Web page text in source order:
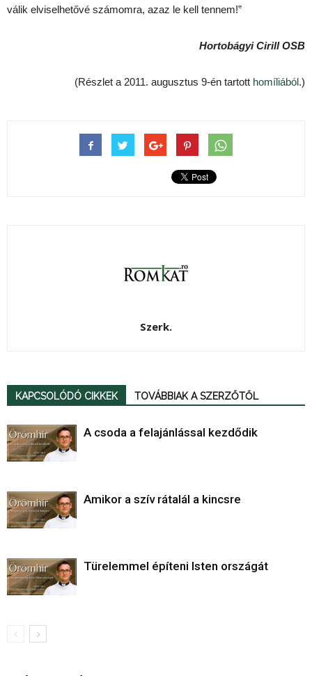
válik elviselhetővé számomra, azaz le kell tennem!”
Hortobágyi Cirill OSB
(Részlet a 2011. augusztus 9-én tartott homíliából.)
Szerk.
KAPCSOLÓDÓ CIKKEK TOVÁBBIAK A SZERZŐTŐL
A csoda a felajánlással kezdődik
Amikor a szív rátalál a kincsre
Türelemmel építeni Isten országát